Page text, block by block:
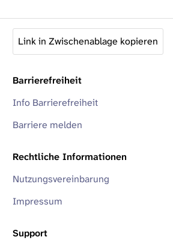
Link in Zwischenablage kopieren
Barrierefreiheit
Info Barrierefreiheit
Barriere melden
Rechtliche Informationen
Nutzungsvereinbarung
Impressum
Support